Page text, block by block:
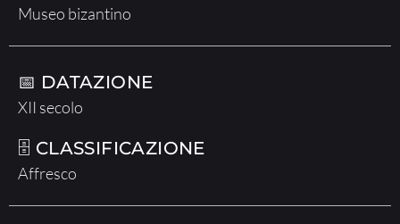
Museo bizantino
📅 DATAZIONE
XII secolo
🗄 CLASSIFICAZIONE
Affresco